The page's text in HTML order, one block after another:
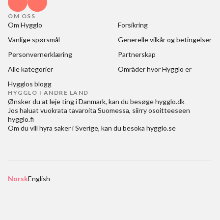
OM OSS
Om Hygglo
Forsikring
Vanlige spørsmål
Generelle vilkår og betingelser
Personvernerklæring
Partnerskap
Alle kategorier
Områder hvor Hygglo er
Hygglos blogg
HYGGLO I ANDRE LAND
Ønsker du at leje ting i Danmark, kan du besøgehygglo.dk
Jos haluat vuokrata tavaroita Suomessa, siirry osoitteeseen
hygglo.fi
Om du vill hyra saker i Sverige, kan du besöka hygglo.se
NorskEnglish